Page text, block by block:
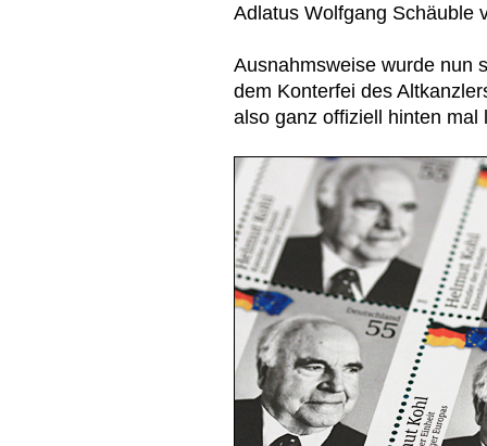
Adlatus Wolfgang Schäuble
Ausnahmsweise wurde nun
dem Konterfei des
also ganz offiziell hinten mal